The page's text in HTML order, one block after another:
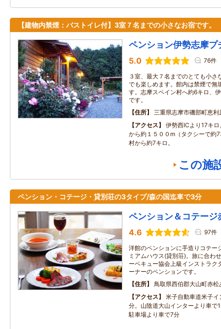
【建物内禁煙：バストイレ付】3室７名までの小さなお宿です。
ペンション伊勢志摩プ
5.0 76件
３室、最大７名までのとても小さ
でも楽しめます。館内は禁煙で無
す。志摩スペイン村へ約6キロ、
です。
住所
三重県志摩市磯部町恵利
アクセス
伊勢西ICより17キ
から約１５００m（タクシーで約
村から約7キロ。
この施
ペンション・コテージ・貸別荘の3タイプ/森の国迄車で3分
ペンション＆コテージ
4.6 97件
洋館のペンションに手造りコテー
ミアムハウス(貸別荘)。旅に合わ
ーベキュー協会上級インストラク
ーナーのペンションです。
住所
鳥取県西伯郡大山町赤
アクセス
米子自動車道米子
分。山陰道大山インターより車で
駐車場より車で7分